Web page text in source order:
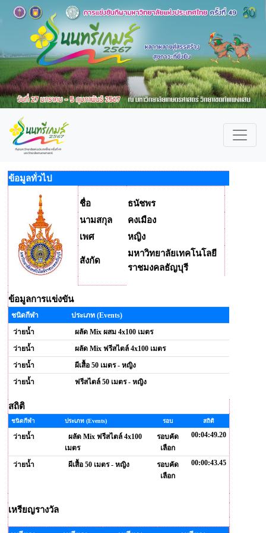
ข้อมูลทั่วไป
ชื่อ
ธนัชพร
นามสกุล
คงเมือง
เพศ
หญิง
สังกัด
มหาวิทยาลัยเทคโนโลยี
ราชมงคลธัญบุรี
ข้อมูลการแข่งขัน
ชนิดกีฬา
ประเภท (Events)
ว่ายน้ำ
ผลัด Mix ผสม 4x100 เมตร
ว่ายน้ำ
ผลัด Mix ฟรีสไตล์ 4x100 เมตร
ว่ายน้ำ
ผีเสื้อ 50 เมตร - หญิง
ว่ายน้ำ
ฟรีสไตล์ 50 เมตร - หญิง
สถิติ
ชนิดกีฬา ประเภท (Events) รอบ สถิติ
ว่ายน้ำ
ผลัด Mix ฟรีสไตล์ 4x100
เมตร
รอบคัด
เลือก
00:04:49.20
ว่ายน้ำ ผีเสื้อ 50 เมตร - หญิง
รอบคัด
เลือก
00:00:43.45
เหรียญรางวัล